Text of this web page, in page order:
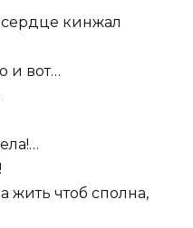
кинжал
и вот…
жить чтоб сполна,